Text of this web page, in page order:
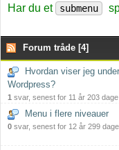
Har du et submenu
Forum tråde [4]
Hvordan viser jeg
Wordpress?
1 svar, senest for 11 år 203
Menu i flere niveauer
0 svar, senest for 12 år 299